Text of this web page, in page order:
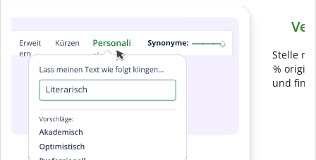
Stelle mit der Plagiatsprüfung sicher, dass dein Text zu 100
% original ist. Analysiere deine Arbeit in Sekundenschnelle
und finde fehlende Quellenangaben in über 100 Sprachen.